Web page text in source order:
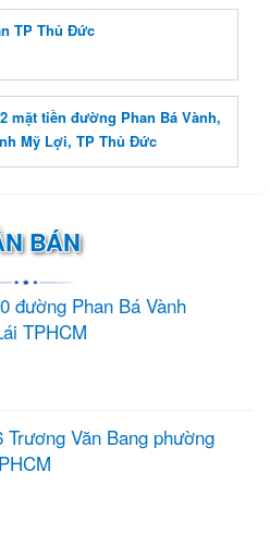
TP Thủ Đức
mặt tiền đường Phan Bá Vành,
Mỹ Lợi, TP Thủ Đức
BÁN
đường Phan Bá Vành
TPHCM
Trương Văn Bang phường